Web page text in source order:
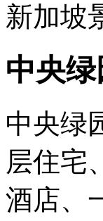
新加坡
中央
中央绿
层住宅
酒店、